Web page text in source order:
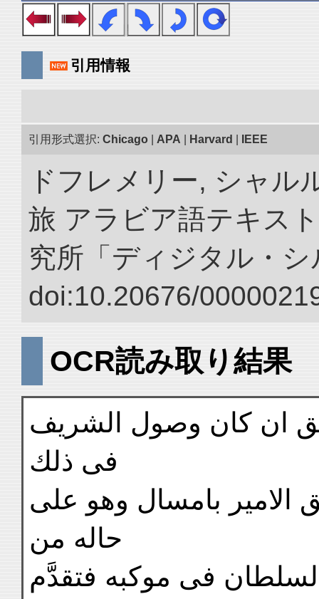
引用情報
引用形式選択: Chicago APA Harvard IEEE
ドフレメリー, シャル
旅 アラビア語テキス
究所「ディジタル・
doi:10.20676/
OCR読み取り結果
ان كان وصول الشريف
فى ذلك
الامير بامسال وهو على
حاله من
فى موكبه فتقدَّم